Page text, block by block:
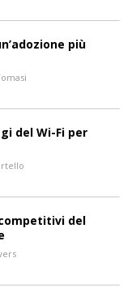
più
del Wi-Fi per
del